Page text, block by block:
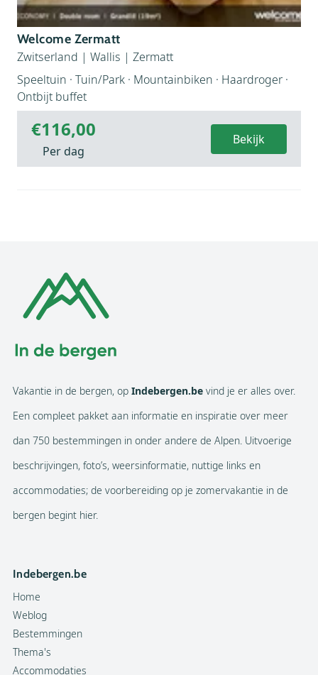
Welcome Zermatt
Zwitserland | Wallis | Zermatt
Speeltuin · Tuin/Park · Mountainbiken · Haardroger ·
Ontbijt buffet
€116,00
Per dag
Bekijk
Vakantie in de bergen, op Indebergen.be vind je er alles over.
Een compleet pakket aan informatie en inspiratie over meer
dan 750 bestemmingen in onder andere de Alpen. Uitvoerige
beschrijvingen, foto’s, weersinformatie, nuttige links en
accommodaties; de voorbereiding op je zomervakantie in de
bergen begint hier.
Indebergen.be
Home
Weblog
Bestemmingen
Thema's
Accommodaties